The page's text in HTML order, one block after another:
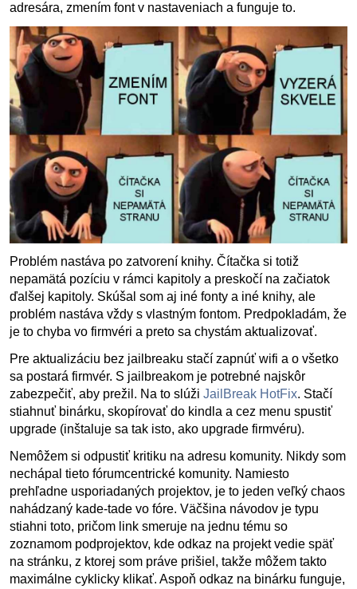
adresára, zmením font v nastaveniach a funguje to.
Problém nastáva po zatvorení knihy. Čítačka si totiž
nepamätá pozíciu v rámci kapitoly a preskočí na začiatok
ďalšej kapitoly. Skúšal som aj iné fonty a iné knihy, ale
problém nastáva vždy s vlastným fontom. Predpokladám, že
je to chyba vo firmvéri a preto sa chystám aktualizovať.
Pre aktualizáciu bez jailbreaku stačí zapnúť wifi a o všetko
sa postará firmvér. S jailbreakom je potrebné najskôr
zabezpečiť, aby prežil. Na to slúži JailBreak HotFix. Stačí
stiahnuť binárku, skopírovať do kindla a cez menu spustiť
upgrade (inštaluje sa tak isto, ako upgrade firmvéru).
Nemôžem si odpustiť kritiku na adresu komunity. Nikdy som
nechápal tieto fórumcentrické komunity. Namiesto
prehľadne usporiadaných projektov, je to jeden veľký chaos
nahádzaný kade-tade vo fóre. Väčšina návodov je typu
stiahni toto, pričom link smeruje na jednu tému so
zoznamom podprojektov, kde odkaz na projekt vedie späť
na stránku, z ktorej som práve prišiel, takže môžem takto
maximálne cyklicky klikať. Aspoň odkaz na binárku funguje,